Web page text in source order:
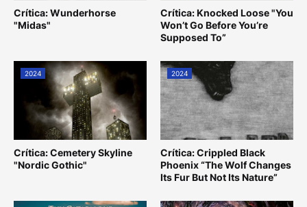
Crítica: Wunderhorse
"Midas"
Crítica: Knocked Loose "You
Won’t Go Before You’re
Supposed To”
2024
Crítica: Cemetery Skyline
"Nordic Gothic"
2024
Crítica: Crippled Black
Phoenix “The Wolf Changes
Its Fur But Not Its Nature”